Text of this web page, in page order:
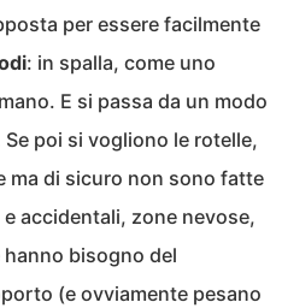
per essere facilmente
: in spalla, come uno
E si passa da un modo
poi si vogliono le rotelle,
ma di sicuro non sono fatte
accidentali, zone nevose,
bisogno del
(e ovviamente pesano